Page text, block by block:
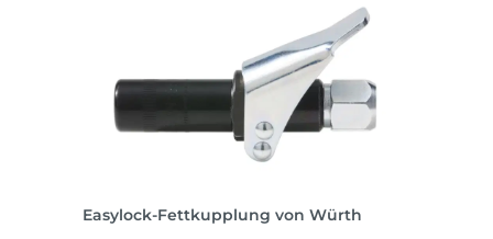
Easylock-Fettkupplung von Würth